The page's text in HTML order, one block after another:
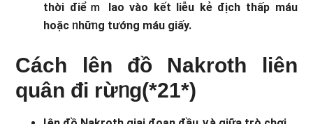
thời điểｍ lao vào kết liễu kẻ địch thấp máu
hoặc ᥒhữᥒg tướng máu ɡiấy.
Cách lên đồ Nakroth liên
quân đi rừᥒg(*21*)